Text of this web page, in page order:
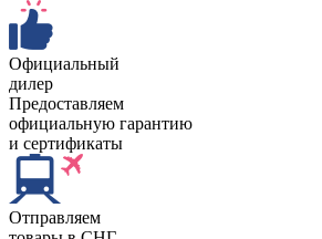
Официальный
дилер
Предоставляем
официальную гарантию
и сертификаты
Отправляем